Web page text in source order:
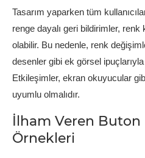
Tasarım yaparken tüm
renge dayalı geri bildirimler, renk
olabilir. Bu nedenle, renk
desenler gibi ek görsel
Etkileşimler, ekran okuyucular
uyumlu olmalıdır.
İlham Veren
Örnekleri